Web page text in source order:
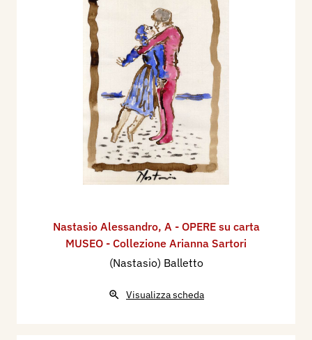
Nastasio Alessandro, A - OPERE su carta
MUSEO - Collezione Arianna Sartori
(Nastasio) Balletto
Visualizza scheda